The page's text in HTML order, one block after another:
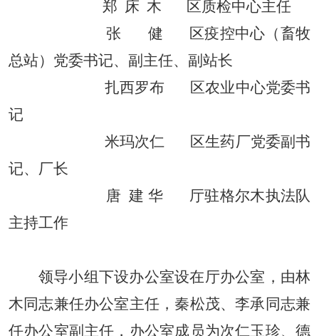
郑 床 木
区质检中心主任
张
健 区疫控中心（畜牧
总站）党委书记、副主任、副站长
扎西罗布
区农业中心党委书
记
米玛次仁 区生药厂党委副书
记、厂长
唐 建 华
厅驻格尔木执法队
主持工作
领导小组下设办公室设在厅办公室 ，由林
木同志兼任办公室主任， 秦松茂、李承同志兼
任办公室副主任 ，办公室成员为次仁玉珍、德